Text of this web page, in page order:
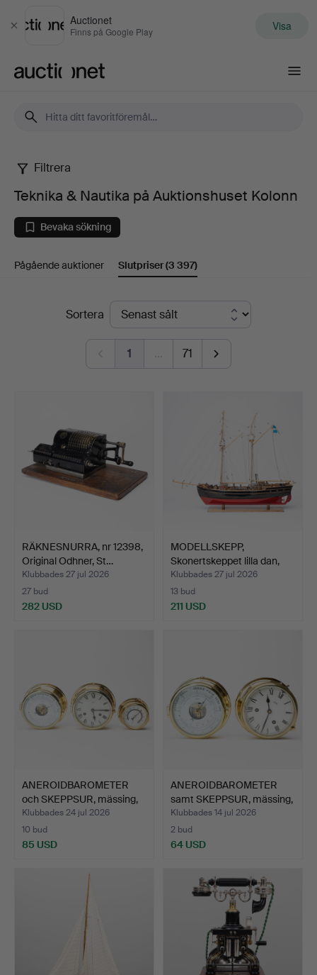
Stäng
Auctionet
Finns på Google Play Visa
Teknika
Nautika
på
Auktionshuset
Filtrera
Teknika & Nautika på Auktionshuset Kolonn
Bevaka sökning
Pågående auktioner Slutpriser(3 397)
SlutpriserSortera
1 … 71
RÄKNESNURRA, nr 12398,
Original Odhner, St…
Klubbades 27 jul 2026
27 bud
282 USD
MODELLSKEPP,
Skonertskeppet lilla dan,
sig…
Klubbades 27 jul 2026
13 bud
211 USD
ANEROIDBAROMETER
och SKEPPSUR, mässing,
Sc…
Klubbades 24 jul 2026
10 bud
85 USD
ANEROIDBAROMETER
samt SKEPPSUR, mässing,
S…
Klubbades 14 jul 2026
2 bud
64 USD